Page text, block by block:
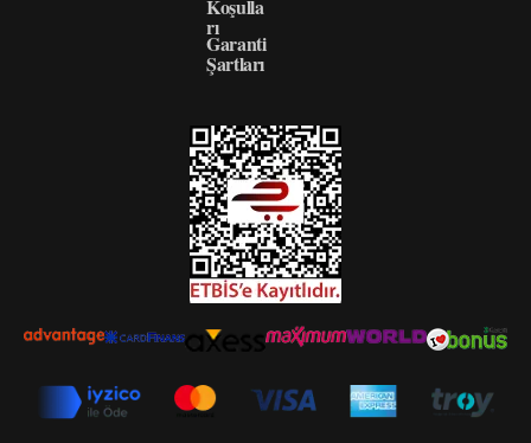
Koşulla
rı
Garanti
Şartları